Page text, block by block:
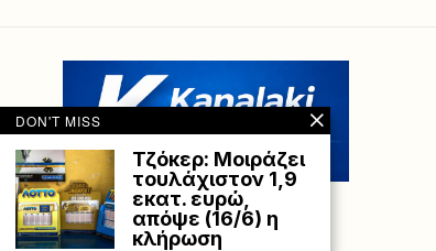
DON'T MISS
Τζόκερ: Μοιράζει
τουλάχιστον 1,9
εκατ. ευρώ,
απόψε (16/6) η
κλήρωση